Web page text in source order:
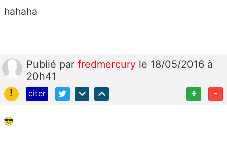
hahaha
Publié par fredmercury le 18/05/2016 à
20h41
!
citer + -